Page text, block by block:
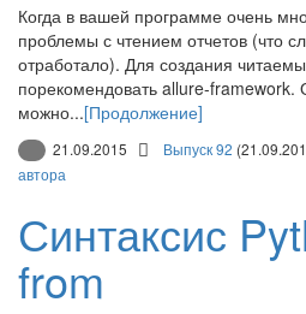
Когда в вашей программе очень
проблемы с чтением отчетов (что
отработало). Для создания
порекомендовать allure-
можно...[Продолжение]
21.09.2015 Выпуск 92
автора
Синтаксис
from